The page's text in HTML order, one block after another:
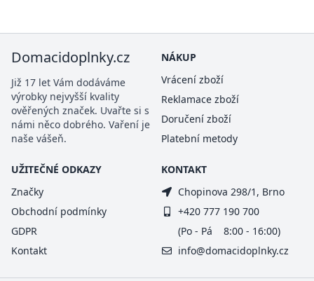
Domacidoplnky.cz
Již 17 let Vám dodáváme
výrobky nejvyšší kvality
ověřených značek. Uvařte si s
námi něco dobrého. Vaření je
naše vášeň.
NÁKUP
Vrácení zboží
Reklamace zboží
Doručení zboží
Platební metody
UŽITEČNÉ ODKAZY
Značky
Obchodní podmínky
GDPR
Kontakt
KONTAKT
Chopinova 298/1, Brno
+420 777 190 700
(Po - Pá 8:00 - 16:00)
info@domacidoplnky.cz